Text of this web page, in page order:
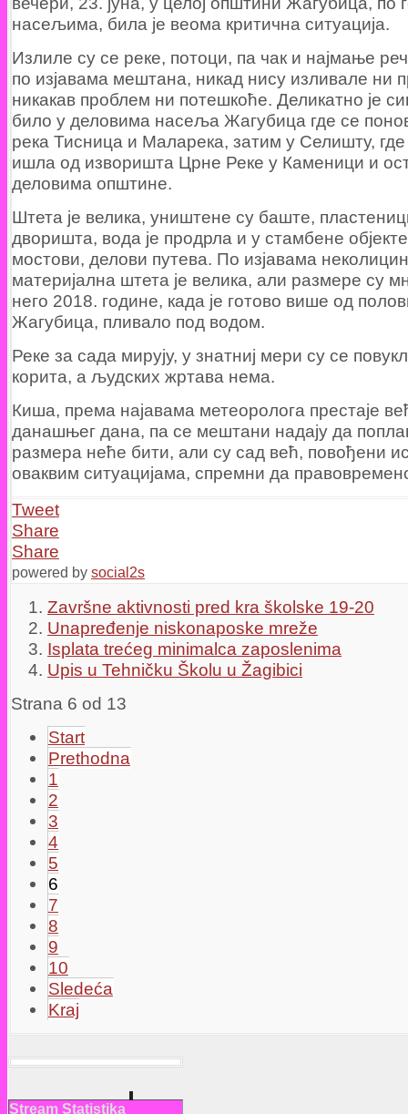
насељима, била је веома критична ситуација.
Излиле су се реке, потоци, па чак и најмање
по изјавама мештана, никад нису изливале ни
никакав проблем ни потешкоће. Деликатно је
било у деловима насеља Жагубица где се
река Тисница и Маларека, затим у Селишту, где
ишла од изворишта Црне Реке у Каменици и
деловима општине.
Штета је велика, уништене су баште,
дворишта, вода је продрла и у стамбене
мостови, делови путева. По изјавама
материјална штета је велика, али размере су
него 2018. године, када је готово више од
Жагубица, пливало под водом.
Реке за сада мирују, у знатниј мери су се
корита, а људских жртава нема.
Киша, према најавама метеоролога престаје
данашњег дана, па се мештани надају да
размера неће бити, али су сад већ, повођени
оваквим ситуацијама, спремни да
Tweet
Share
Share
powered by social2s
Završne aktivnosti pred kra školske 19-20
Unapređenje niskonaposke mreže
Isplata trećeg minimalca zaposlenima
Upis u Tehničku Školu u Žagibici
Strana 6 od 13
Start
Prethodna
1
2
3
4
5
6
7
8
9
10
Sledeća
Kraj
Stream Statistika